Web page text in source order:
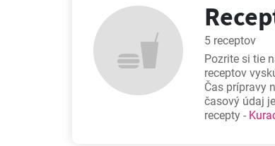
5 receptov
Pozrite si tie
receptov
Čas prípravy
časový údaj
recepty -